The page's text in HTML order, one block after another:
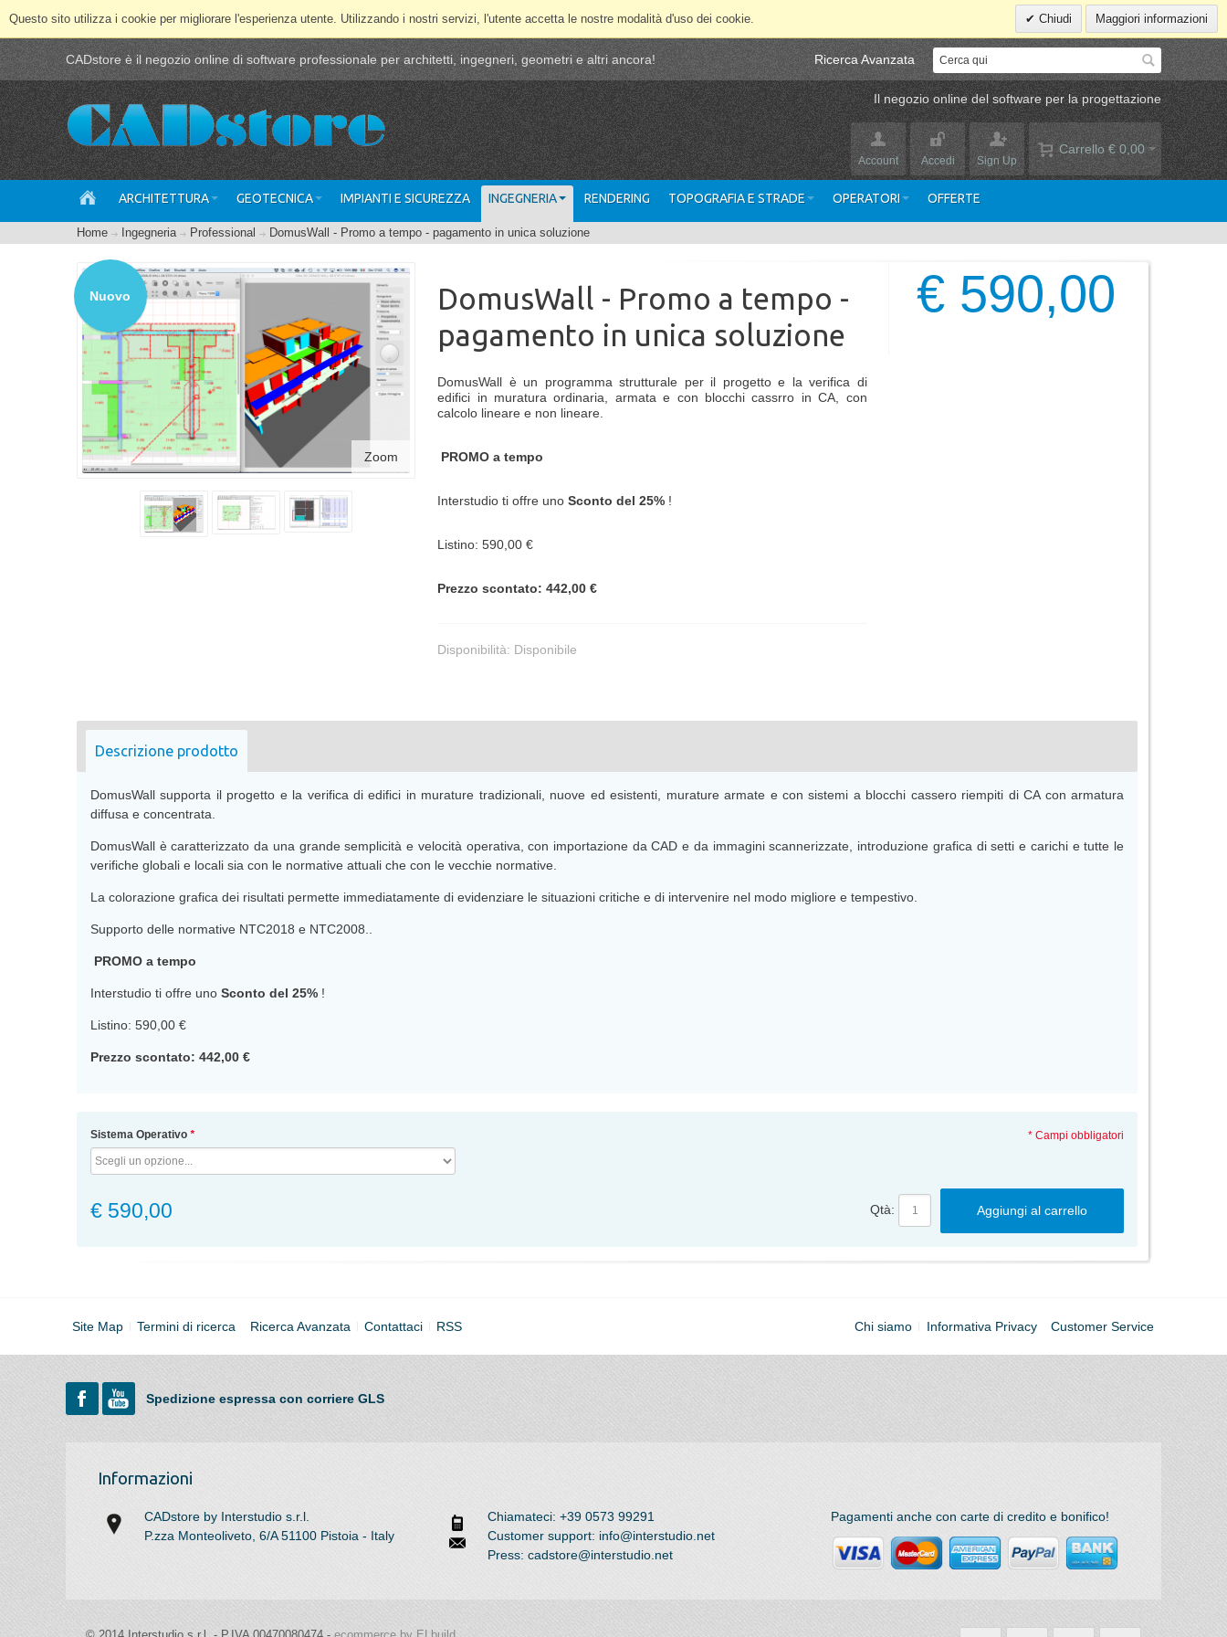
Questo sito utilizza i cookie per migliorare l'esperienza utente. Utilizzando i nostri servizi, l'utente accetta le nostre modalità d'uso dei cookie. Chiudi Maggiori informazioni
CADstore è il negozio online di software professionale per architetti, ingegneri, geometri e altri ancora! Ricerca Avanzata
Il negozio online del software per la progettazione
Carrello € 0,00
Account Accedi Sign Up
ARCHITETTURA GEOTECNICA IMPIANTI E SICUREZZA INGEGNERIA RENDERING TOPOGRAFIA E STRADE OPERATORI OFFERTE
Home Ingegneria Professional DomusWall - Promo a tempo - pagamento in unica soluzione
Zoom
Nuovo
DomusWall - Promo a tempo -
pagamento in unica soluzione
DomusWall è un programma strutturale per il progetto e la verifica di
edifici in muratura ordinaria, armata e con blocchi cassrro in CA, con
calcolo lineare e non lineare.
PROMO a tempo
Interstudio ti offre unoSconto del 25% !
Listino: 590,00 €
Prezzo scontato: 442,00 €
Disponibilità: Disponibile
€ 590,00
Descrizione prodotto
DomusWall supporta il progetto e la verifica di edifici in murature tradizionali, nuove ed esistenti, murature armate e con sistemi a blocchi cassero riempiti di CA con armatura
diffusa e concentrata.
DomusWall è caratterizzato da una grande semplicità e velocità operativa, con importazione da CAD e da immagini scannerizzate, introduzione grafica di setti e carichi e tutte le
verifiche globali e locali sia con le normative attuali che con le vecchie normative.
La colorazione grafica dei risultati permette immediatamente di evidenziare le situazioni critiche e di intervenire nel modo migliore e tempestivo.
Supporto delle normative NTC2018 e NTC2008..
PROMO a tempo
Interstudio ti offre uno Sconto del 25%!
Listino: 590,00 €
Prezzo scontato: 442,00 €
*
Sistema Operativo * Campi obbligatori
€ 590,00 Qtà: Aggiungi al carrello
Site Map Termini di ricerca Ricerca Avanzata Contattaci RSS Chi siamo Informativa Privacy Customer Service
Spedizione espressa con corriere GLS
Informazioni
CADstore by Interstudio s.r.l.
P.zza Monteoliveto, 6/A 51100 Pistoia - Italy
Chiamateci: +39 0573 99291
Customer support: info@interstudio.net
Press: cadstore@interstudio.net
Pagamenti anche con carte di credito e bonifico!